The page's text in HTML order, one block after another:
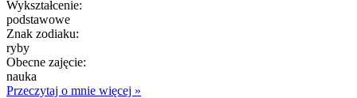
Wykształcenie:
podstawowe
Znak zodiaku:
ryby
Obecne zajęcie:
nauka
Przeczytaj o mnie więcej »